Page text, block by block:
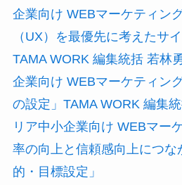
企業向け WEBマーケティン
（UX）を最優先に考えたサ
TAMA WORK 編集統括 若林
企業向け WEBマーケティン
の設定」 TAMA WORK 編集
リア中小企業向け WEBマー
率の向上と信頼感向上につな
的・目標設定」